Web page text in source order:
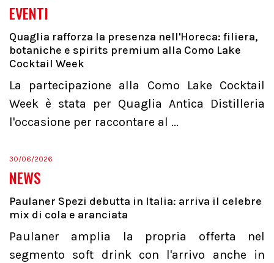
EVENTI
Quaglia rafforza la presenza nell'Horeca: filiera,
botaniche e spirits premium alla Como Lake
Cocktail Week
La partecipazione alla Como Lake Cocktail
Week è stata per Quaglia Antica Distilleria
l'occasione per raccontare al ...
30/06/2026
NEWS
Paulaner Spezi debutta in Italia: arriva il celebre
mix di cola e aranciata
Paulaner amplia la propria offerta nel
segmento soft drink con l'arrivo anche in